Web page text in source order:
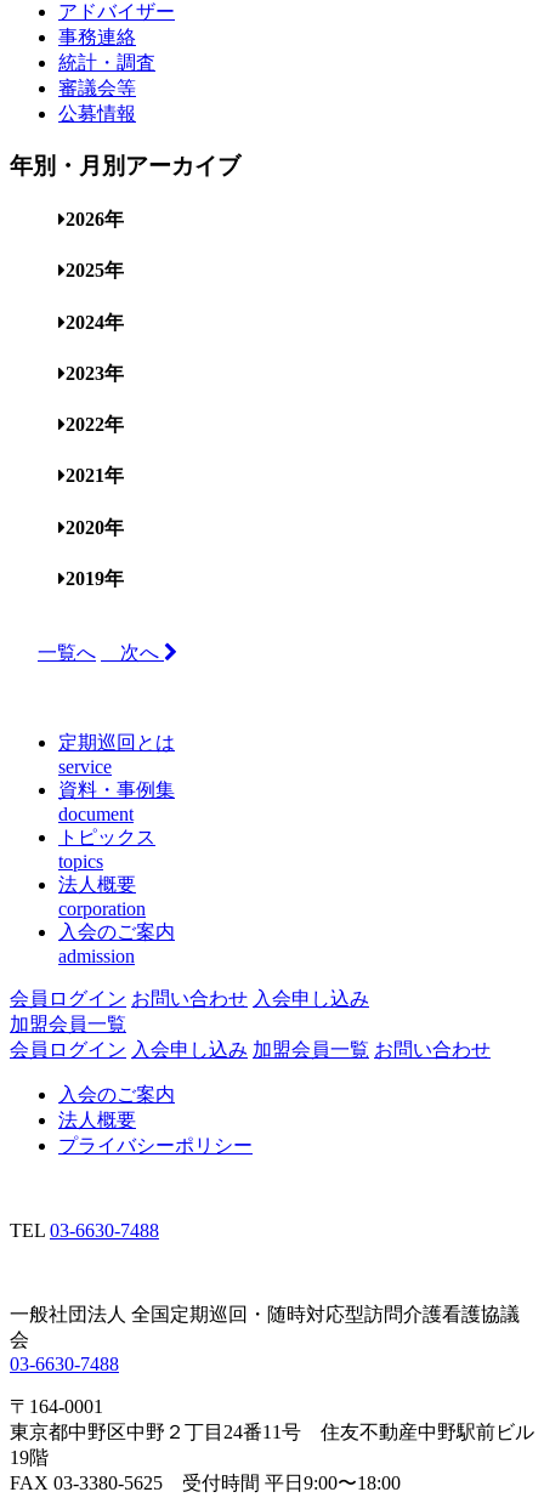
アドバイザー
事務連絡
統計・調査
審議会等
公募情報
年別・月別アーカイブ
2026年
2025年
2024年
2023年
2022年
2021年
2020年
2019年
一覧へ 次へ
定期巡回とは
service
資料・事例集
document
トピックス
topics
法人概要
corporation
入会のご案内
admission
会員ログイン お問い合わせ 入会申し込み
加盟会員一覧
会員ログイン 入会申し込み 加盟会員一覧 お問い合わせ
入会のご案内
法人概要
プライバシーポリシー
TEL 03-6630-7488
一般社団法人 全国定期巡回・随時対応型訪問介護看護協議
会
03-6630-7488
〒164-0001
東京都中野区中野２丁目24番11号 住友不動産中野駅前ビル
19階
FAX 03-3380-5625 受付時間 平日9:00〜18:00